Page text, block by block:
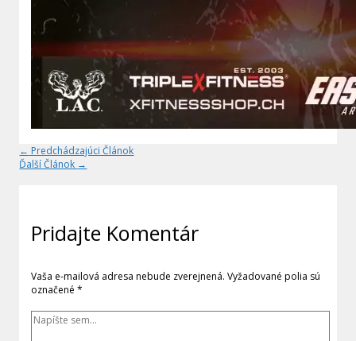
← Predchádzajúci Článok
Ďalší Článok →
Pridajte Komentár
Vaša e-mailová adresa nebude zverejnená. Vyžadované polia sú
označené*